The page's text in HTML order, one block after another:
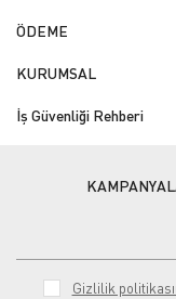
ÖDEME
KURUMSAL
İş Güvenliği Rehberi
Gizlilik